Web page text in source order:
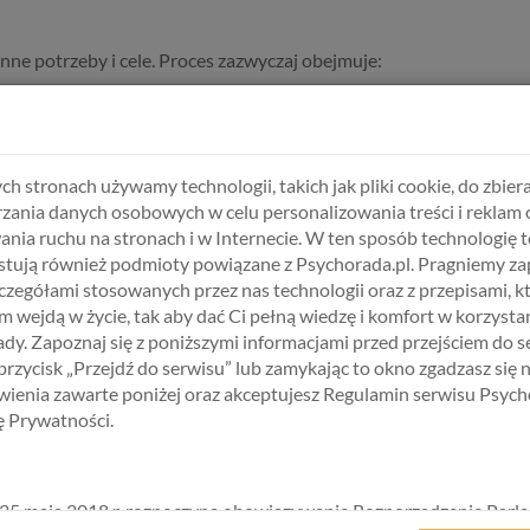
potrzeby i cele. Proces zazwyczaj obejmuje:
zasady współpracy. To moment na zrozumienie, z
źródeł trudności i wzorców zachowań. Ważne
sytuacji.
radzenia sobie z emocjami i rozwiązywania
od potrzeb, sesje mogą obejmować zarówno indywidualne
można poprawić relację.
do rozwiązania. Powtarzające się kłótnie mogą wskazywać na
Jeśli więź między partnerami słabnie, terapia może pomóc
się od lat. Nierozwiązane kwestie z przeszłości mogą
stronach używamy technologii, takich jak pliki cookie, do
danych osobowych w celu personalizowania treści i reklam
ruchu na stronach i w Internecie. W ten sposób technologię
również podmioty powiązane z Psychorada.pl. Pragniemy
stosowanych przez nas technologii oraz z przepisami,
wejdą w życie, tak aby dać Ci pełną wiedzę i komfort w
Zapoznaj się z poniższymi informacjami przed przejściem do
„Przejdź do serwisu” lub zamykając to okno zgadzasz się
zawarte poniżej oraz akceptujesz Regulamin serwisu
Prywatności.
maja 2018 r. rozpoczyna obowiązywanie Rozporządzenie